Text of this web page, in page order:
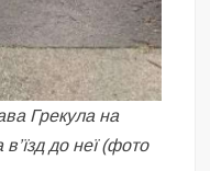
Грекула на
до неї (фото